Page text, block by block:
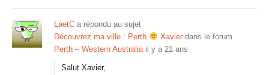
LaetC a répondu au sujet
Découvrez ma ville : Perth
Xavierdans le forum
Perth – Western Australia il y a 21 ans
Salut Xavier,